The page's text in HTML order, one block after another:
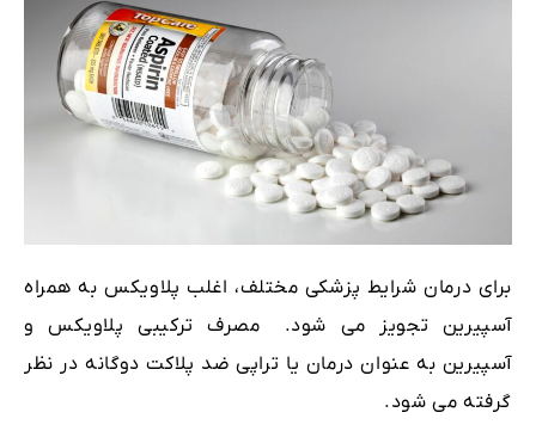
برای درمان شرایط پزشکی مختلف، اغلب پلاویکس به همراه
آسپیرین تجویز می شود. مصرف ترکیبی پلاویکس و
آسپیرین به عنوان درمان یا تراپی ضد پلاکت دوگانه در نظر
گرفته می شود.